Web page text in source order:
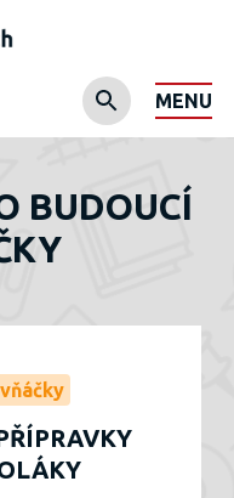
MENU
BUDOUCÍ